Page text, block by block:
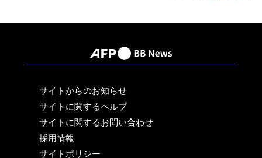
サイトからのお知らせ
サイトに関するヘルプ
サイトに関するお問い合わせ
採用情報
サイトポリシー